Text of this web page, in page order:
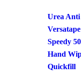
Urea
Speedy
Hand
Quickfill